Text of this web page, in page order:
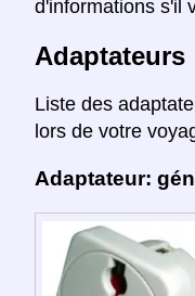
d'informations s'il
Adaptateurs
Liste des
lors de votre
Adaptateur: